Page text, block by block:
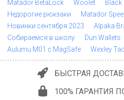
Matador BetaLock
Woolet
Black
Недорогие рюкзаки
Matador
Новинки сентября 2023
Alpaka
Собираемся в школу
Dun Wallets
Aulumu M01 с MagSafe
Wexley
БЫСТРАЯ
100% ГАРАНТИЯ